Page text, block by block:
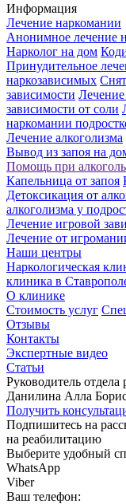
Информация
Лечение наркомании
Анонимное лечение
Нарколог на дом
Принудительное
наркозависимых
зависимости
зависимости от соли
наркомании
Лечение алкоголизма
Вывод из запоя на
Помощь при
Капельница от запоя
Детоксикация от
алкоголизма у
Лечение игровой
Лечение от
Наши центры
Наркологическая
клиника в
О клинике
Стоимость услуг
Отзывы
Контакты
Экспертные видео
Статьи
Руководитель отдела
Данилина Алла
Получить
Подпишитесь на
на реабилитацию
Выберите удобный
WhatsApp
Viber
Ваш телефон: